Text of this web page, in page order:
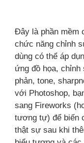
Đây là phần mềm
chức năng chỉnh
dùng có thể áp
ứng đồ họa,
phản, tone,
với Photoshop,
sang Fireworks
tương tự) để biến
thật sự sau khi